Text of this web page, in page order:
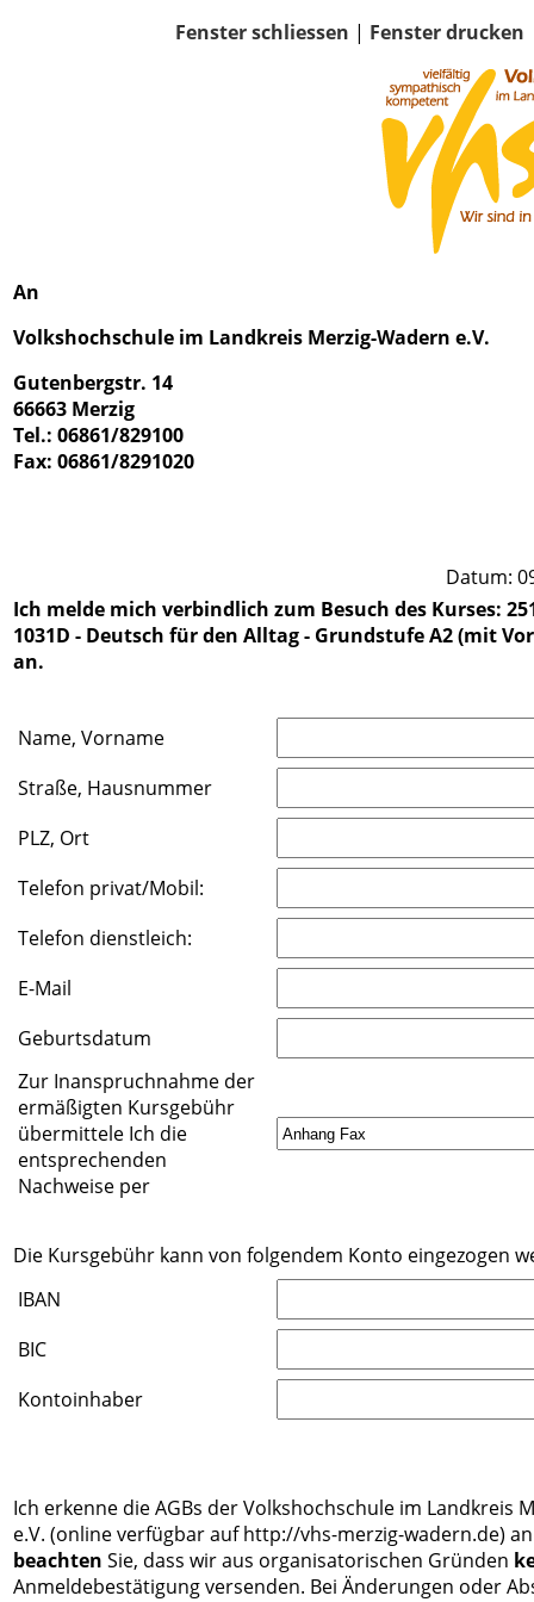
Fenster schliessen | Fenster drucken
An
Volkshochschule im Landkreis Merzig-Wadern e.V.
Gutenbergstr. 14
66663 Merzig
Tel.: 06861/829100
Fax: 06861/8291020
Datum:
Ich melde mich verbindlich zum Besuch des Kurses:
1031D - Deutsch für den Alltag - Grundstufe A2 (mit
an.
Name, Vorname
Straße, Hausnummer
PLZ, Ort
Telefon privat/Mobil:
Telefon dienstleich:
E-Mail
Geburtsdatum
Zur Inanspruchnahme der
ermäßigten Kursgebühr
übermittele Ich die
entsprechenden
Nachweise per
Die Kursgebühr kann von folgendem Konto eingezogen
IBAN
BIC
Kontoinhaber
Ich erkenne die AGBs der Volkshochschule im Landkreis
e.V. (online verfügbar auf http://vhs-merzig-wadern.de)
beachten Sie, dass wir aus organisatorischen Gründen
Anmeldebestätigung versenden. Bei Änderungen oder